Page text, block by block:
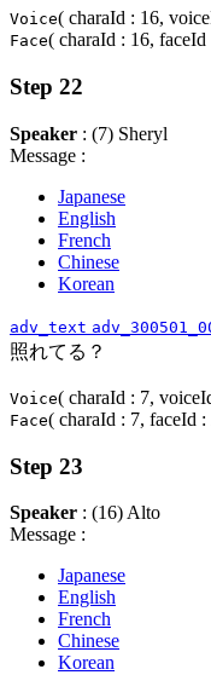
Voice( charaId : 16,
Face( charaId : 16, faceId
Step 22
Speaker : (7) Sheryl
Message :
Japanese
English
French
Chinese
Korean
adv_text
照れてる？
Voice( charaId : 7,
Face( charaId : 7, faceId :
Step 23
Speaker : (16) Alto
Message :
Japanese
English
French
Chinese
Korean